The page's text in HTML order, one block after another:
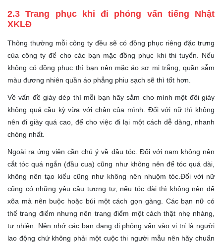
2.3 Trang phục khi đi phỏng vấn tiếng Nhật
XKLĐ
Thông thường mỗi công ty đều sẽ có đồng phục riêng đặc trưng
của công ty để cho các bạn mặc đồng phục khi thi tuyển. Nếu
không có đồng phục thì bạn nên mặc áo sơ mi trắng, quần sẫm
màu đương nhiên quần áo phẳng phiu sạch sẽ thì tốt hơn.
Về vấn đề giày dép thì mỗi bạn hãy sắm cho mình một đôi giày
không quá cầu kỳ vừa với chân của mình. Đối với nữ thì không
nên đi giày quá cao, để cho việc đi lại một cách dễ dàng, nhanh
chóng nhất.
Ngoài ra ứng viên cần chú ý về đầu tóc. Đối với nam không nên
cắt tóc quá ngắn (đầu cua) cũng như không nên để tóc quá dài,
không nên tạo kiểu cũng như không nên nhuộm tóc.Đối với nữ
cũng có những yêu cầu tương tự, nếu tóc dài thì không nên để
xõa mà nên buộc hoặc búi một cách gọn gàng. Các bạn nữ có
thể trang điểm nhưng nên trang điểm một cách thật nhẹ nhàng,
tự nhiên. Nên nhớ các bạn đang đi phỏng vấn vào vị trí là người
lao động chứ không phải một cuộc thi người mẫu nên hãy chuẩn